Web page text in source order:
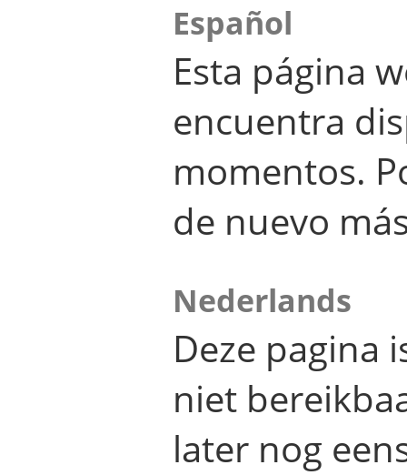
Español
Esta página
encuentra
momentos.
de nuevo
Nederlands
Deze pagina
niet
later nog